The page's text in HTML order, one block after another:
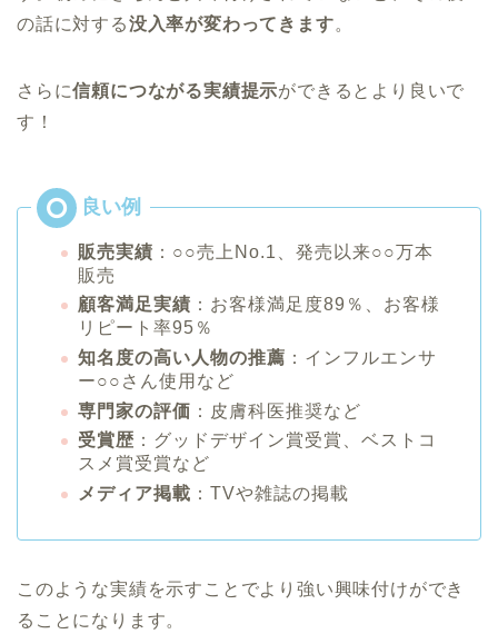
の話に対する没入率が変わってきます。
さらに信頼につながる実績提示ができるとより良いで
す！
販売実績 ：○○売上No.1、発売以来○○万本
販売
顧客満足実績 ：お客様満足度89％、お客様
リピート率95％
知名度の高い人物の推薦 ：インフルエンサ
ー○○さん使用など
専門家の評価 ：皮膚科医推奨など
受賞歴 ：グッドデザイン賞受賞、ベストコ
スメ賞受賞など
メディア掲載 ：TVや雑誌の掲載
このような実績を示すことでより強い興味付けができ
ることになります。